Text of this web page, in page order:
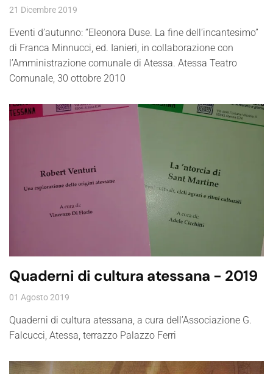
21 Dicembre 2019
Eventi d’autunno: “Eleonora Duse. La fine dell’incantesimo”
di Franca Minnucci, ed. Ianieri, in collaborazione con
l’Amministrazione comunale di Atessa. Atessa Teatro
Comunale, 30 ottobre 2010
Quaderni di cultura atessana - 2019
01 Agosto 2019
Quaderni di cultura atessana, a cura dell’Associazione G.
Falcucci, Atessa, terrazzo Palazzo Ferri